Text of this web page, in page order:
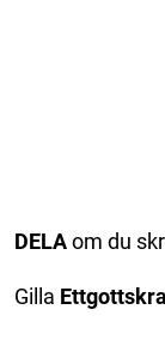
DELAom du
Gilla